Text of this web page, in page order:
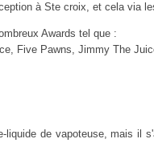
à Ste croix, et cela via
Awards tel que :
Five Pawns, Jimmy The
liquide de vapoteuse, mais